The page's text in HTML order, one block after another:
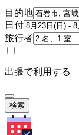
目的地
日付
旅行者
出張で利用する
検索